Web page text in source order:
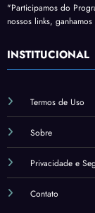
"Participamos do
nossos links,
INSTITUCIONAL
Termos de Uso
Sobre
Privacidade e
Contato